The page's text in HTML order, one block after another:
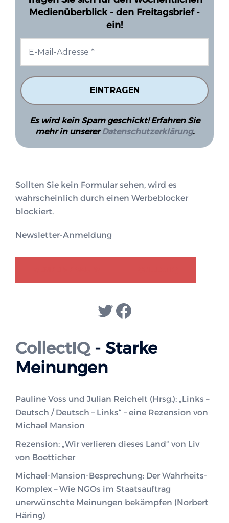
Medienüberblick - den Freitagsbrief -
ein!
Es wird kein Spam geschickt! Erfahren Sie
mehr in unsererDatenschutzerklärung.
Sollten Sie kein Formular sehen, wird es
wahrscheinlich durch einen Werbeblocker
blockiert.
Newsletter-Anmeldung
Twitter
Facebook
CollectIQ- Starke
Meinungen
Pauline Voss und Julian Reichelt (Hrsg.): „Links –
Deutsch / Deutsch – Links“ – eine Rezension von
Michael Mansion
Rezension: „Wir verlieren dieses Land“ von Liv
von Boetticher
Michael-Mansion-Besprechung: Der Wahrheits-
Komplex – Wie NGOs im Staatsauftrag
unerwünschte Meinungen bekämpfen (Norbert
Häring)